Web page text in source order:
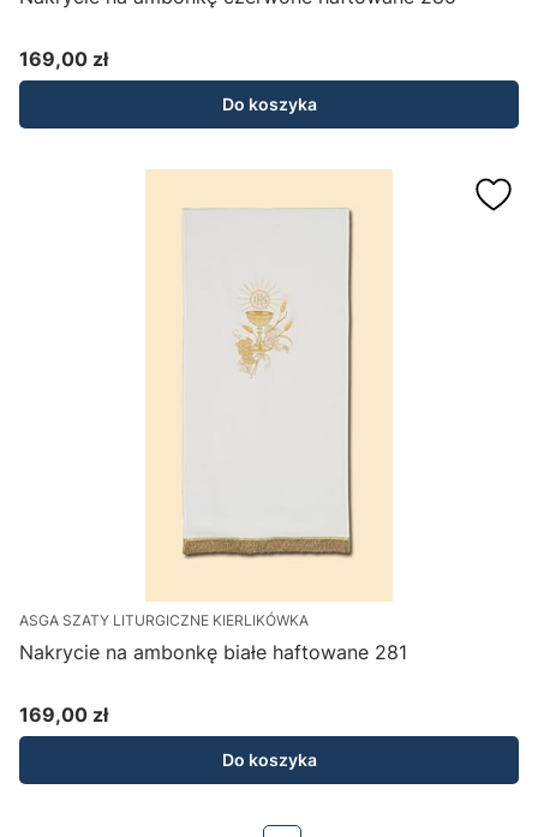
Cena
169,00 zł
Do koszyka
ASGA SZATY LITURGICZNE KIERLIKÓWKA
Nakrycie na ambonkę białe haftowane 281
Cena
169,00 zł
Do koszyka